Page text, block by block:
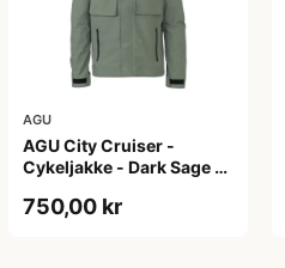
AGU
AGU City Cruiser -
Cykeljakke - Dark Sage -
750,00 kr